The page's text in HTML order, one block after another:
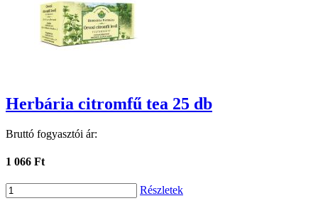
Herbária citromfű tea 25 db
Bruttó fogyasztói ár:
1 066 Ft
Részletek